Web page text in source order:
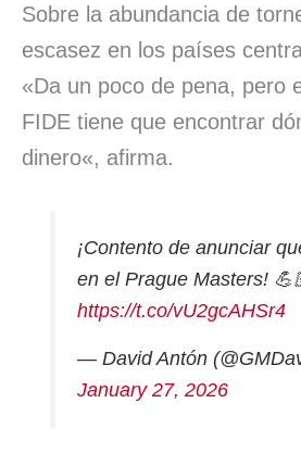
Sobre la abundancia de
escasez en los países
«Da un poco de pena, pero
FIDE tiene que encontrar
dinero«, afirma.
¡Contento de anunciar
en el Prague Masters!
https://t.co/vU2gcAHSr4
— David Antón
January 27, 2026